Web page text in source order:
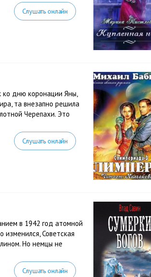
Слушать онлайн
ко дню коронации Яны,
та внезапно решила
Черепахи. Это
Слушать онлайн
в 1942 год атомной
Советская
Но немцы не
Слушать онлайн